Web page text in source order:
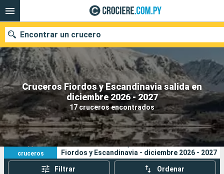
Cruceros Fiordos y Escandinavia salida en
diciembre 2026 - 2027
17 cruceros encontrados
Encontrar un crucero
Nuestros destinos
Fecha de salida
Puertos Compañías
Buscar
17
cruceros
Sus criterios de búsqueda:
Fiordos y Escandinavia - diciembre 2026 - 2027
Filtrar Ordenar